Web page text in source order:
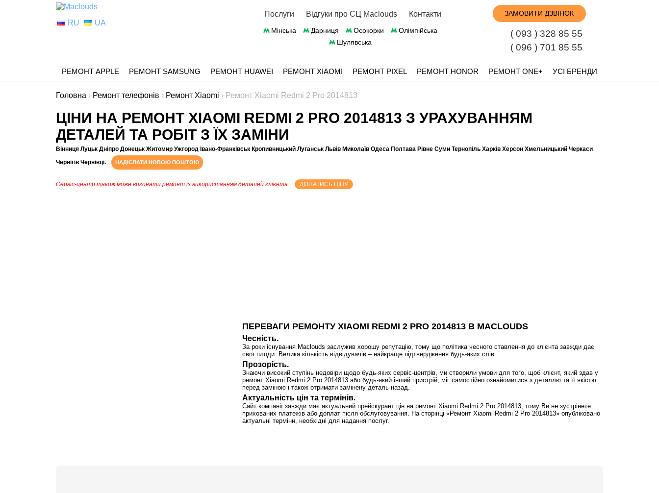
RU UA
Послуги Відгуки про СЦ Maclouds Контакти
Мінська Дарниця Осокорки
Олімпійська
Шулявська
ЗАМОВИТИ ДЗВІНОК
( 093 ) 328 85 55
( 096 ) 701 85 55
РЕМОНТ APPLE РЕМОНТ SAMSUNG РЕМОНТ HUAWEI РЕМОНТ XIAOMI РЕМОНТ PIXEL РЕМОНТ HONOR РЕМОНТ ONE+ УСІ БРЕНДИ
Головна › Ремонт телефонів › Ремонт Xiaomi › Ремонт Xiaomi Redmi 2 Pro 2014813
ЦІНИ НА РЕМОНТ XIAOMI REDMI 2 PRO 2014813 З УРАХУВАННЯМ
ДЕТАЛЕЙ ТА РОБІТ З ЇХ ЗАМІНИ
Вінниця Луцьк Дніпро Донецьк Житомир Ужгород Івано-Франківськ Кропивницький Луганськ Львів Миколаїв Одеса Полтава Рівне Суми Тернопіль Харків Херсон Хмельницький Черкаси
Чернігів Чернівці.
НАДІСЛАТИ НОВОЮ ПОШТОЮ
Сервіс-центр також може виконати ремонт із використанням деталей клієнта ДІЗНАТИСЬ ЦІНУ
ПЕРЕВАГИ РЕМОНТУ XIAOMI REDMI 2 PRO 2014813 В MACLOUDS
Чесність.
За роки існування Maclouds заслужив хорошу репутацію, тому що політика чесного ставлення до клієнта завжди дає
свої плоди. Велика кількість відвідувачів – найкраще підтвердження будь-яких слів.
Прозорість.
Знаючи високий ступінь недовіри щодо будь-яких сервіс-центрів, ми створили умови для того, щоб клієнт, який здав у
ремонт Xiaomi Redmi 2 Pro 2014813 або будь-який інший пристрій, міг самостійно ознайомитися з деталлю та її якістю
перед заміною і також отримати замінену деталь назад.
Актуальність цін та термінів.
Сайт компанії завжди має актуальний прейскурант цін на ремонт Xiaomi Redmi 2 Pro 2014813, тому Ви не зустрінете
прихованих платежів або доплат після обслуговування. На сторінці «Ремонт Xiaomi Redmi 2 Pro 2014813» опубліковано
актуальні терміни, необхідні для надання послуг.